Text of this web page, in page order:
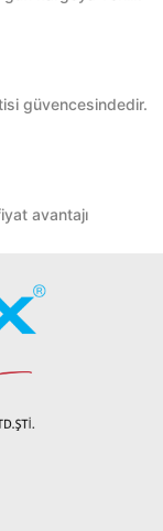
güvencesindedir.
avantajı